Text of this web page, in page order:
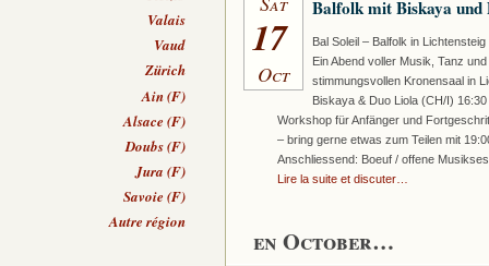
17
Oct
Balfolk mit Biskaya und
Bal Soleil – Balfolk in
Ein Abend voller Musik, Tanz
stimmungsvollen Kronensaal in
Biskaya & Duo Liola (CH/I)
Workshop für Anfänger und
– bring gerne etwas zum Teilen mit
Anschliessend: Boeuf / offene
Lire la suite et discuter…
en October…
Valais
Vaud
Zürich
Ain (F)
Alsace (F)
Doubs (F)
Jura (F)
Savoie (F)
Autre région